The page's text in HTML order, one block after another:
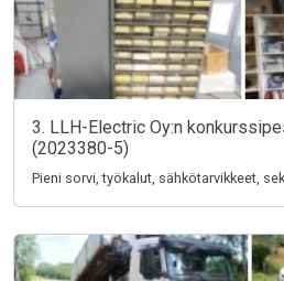
3. LLH-Electric Oy:n
(2023380-5)
Pieni sorvi, työkalut, sähkötarvikkeet,